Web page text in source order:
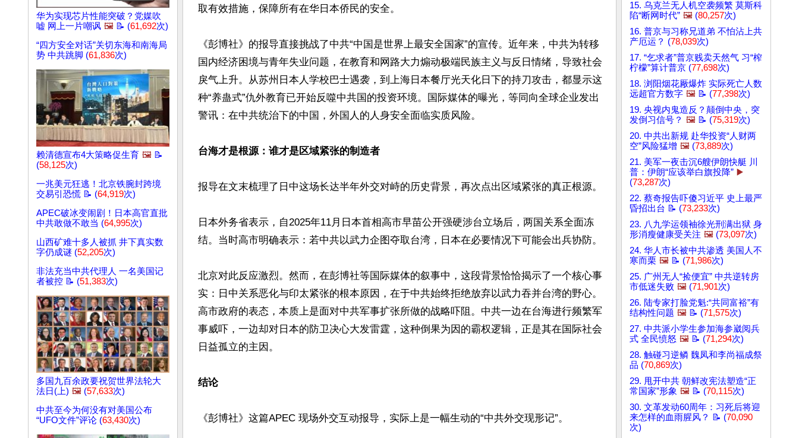
华为实现芯片性能突破？党媒吹
嘘 网上一片嘲讽 🖼️ 📝 (61,692次)
“四方安全对话”关切东海和南海局
势 中共跳脚 (61,836次)
赖清德宣布4大策略促生育 🖼️ 📝
(58,125次)
一兆美元狂逃！北京铁腕封跨境
交易引恐慌 📝 (64,919次)
APEC破冰变闹剧！日本高官直批
中共敢做不敢当 (64,995次)
山西矿难十多人被抓 井下真实数
字仍成谜 (52,205次)
非法充当中共代理人 一名美国记
者被控 📝 (51,383次)
多国九百余政要祝贺世界法轮大
法日(上) 🖼️ (57,633次)
中共至今为何没有对美国公布
“UFO文件”评论 (63,430次)
取有效措施，保障所有在华日本侨民的安全。
《彭博社》的报导直接挑战了中共“中国是世界上最安全国家”的宣传。近年来，中共为转移
国内经济困境与青年失业问题，在教育和网路大力煽动极端民族主义与反日情绪，导致社会
戾气上升。从苏州日本人学校巴士遇袭，到上海日本餐厅光天化日下的持刀攻击，都显示这
种“养蛊式”仇外教育已开始反噬中共国的投资环境。国际媒体的曝光，等同向全球企业发出
警讯：在中共统治下的中国，外国人的人身安全面临实质风险。
台海才是根源：谁才是区域紧张的制造者
报导在文末梳理了日中这场长达半年外交对峙的历史背景，再次点出区域紧张的真正根源。
日本外务省表示，自2025年11月日本首相高市早苗公开强硬涉台立场后，两国关系全面冻
结。当时高市明确表示：若中共以武力企图夺取台湾，日本在必要情况下可能会出兵协防。
北京对此反应激烈。然而，在彭博社等国际媒体的叙事中，这段背景恰恰揭示了一个核心事
实：日中关系恶化与印太紧张的根本原因，在于中共始终拒绝放弃以武力吞并台湾的野心。
高市政府的表态，本质上是面对中共军事扩张所做的战略吓阻。中共一边在台海进行频繁军
事威吓，一边却对日本的防卫决心大发雷霆，这种倒果为因的霸权逻辑，正是其在国际社会
日益孤立的主因。
结论
《彭博社》这篇APEC 现场外交互动报导，实际上是一幅生动的“中共外交现形记”。
15. 乌克兰无人机空袭频繁 莫斯科
陷“断网时代” 🖼️ (80,257次)
16. 普京与习称兄道弟 不怕沾上共
产厄运？ (78,039次)
17. “乞求者”普京贱卖天然气 习“榨
柠檬”算计普京 (77,698次)
18. 浏阳烟花厰爆炸 实际死亡人数
远超官方数字 🖼️ 📝 (77,398次)
19. 央视内鬼造反？颠倒中央，突
发倒习信号？ 🖼️ 📝 (75,319次)
20. 中共出新规 赴华投资“人财两
空”风险猛增 🖼️ (73,889次)
21. 美军一夜击沉6艘伊朗快艇 川
普：伊朗“应该举白旗投降” ▶️
(73,287次)
22. 蔡奇报告吓傻习近平 史上最严
昏招出台 📝 (73,233次)
23. 八九学运领袖徐光刑满出狱 身
形消瘦健康受关注 🖼️ (73,097次)
24. 华人市长被中共渗透 美国人不
寒而栗 🖼️ 📝 (71,986次)
25. 广州无人“捡便宜” 中共逆转房
市低迷失败 🖼️ (71,901次)
26. 陆专家打脸党魁:“共同富裕”有
结构性问题 🖼️ 📝 (71,575次)
27. 中共派小学生参加海参崴阅兵
式 全民愤怒 🖼️ 📝 (71,294次)
28. 触碰习逆鳞 魏凤和李尚福成祭
品 (70,869次)
29. 甩开中共 朝鲜改宪法塑造“正
常国家”形象 🖼️ 📝 (70,115次)
30. 文革发动60周年：习死后将迎
来怎样的血雨腥风？ 📝 (70,090
次)